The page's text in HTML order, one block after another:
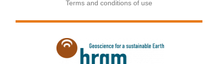
Pied
Terms and conditions of use